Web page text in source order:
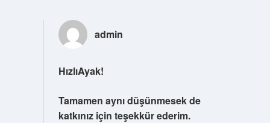
admin
HızlıAyak!
Tamamen aynı düşünmesek de
katkınız için teşekkür ederim.